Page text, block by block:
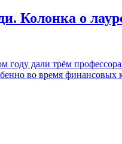
Колонка о
году дали трём
во время